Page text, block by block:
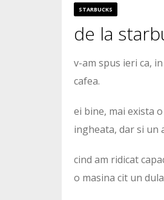
12329
STARBUCKS
de la
v-am spus ieri ca,
cafea.
ei bine, mai exista
ingheata, dar si un
cind am ridicat
o masina cit un